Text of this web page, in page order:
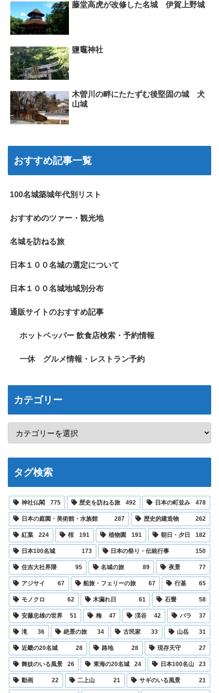
藤堂高虎が改修した名城 伊賀上野城
鹽竈神社
木曽川の畔にたたずむ後堅固の城 犬
山城
おすすめ記事一覧
100名城築城年代別リスト
おすすめのツァー・観光地
名城を訪ねる旅
日本１００名城の選定について
日本１００名城地域別分布
通販サイトのおすすめ記事
ホットペッパー 飲食店検索・予約情報
一休 グルメ情報・レストラン予約
カテゴリー
タグ検索
神社仏閣 775 歴史を訪ねる旅 492 日本の町並み 478
日本の庭園・美術館・水族館 287 歴史的建造物 262
紅葉 224 桜 191 植物園 191 朝日・夕日 182
日本100名城 173 日本の祭り・伝統行事 150
住吉大社界隈 95 名城の旅 89 夜景 77
アジサイ 67 船旅・フェリーの旅 67 行基 65
モノクロ 62 木漏れ日 61 石畳 58
安藤忠雄の世界 51 梅 47 渓谷 42 バラ 37
滝 36 絶景の旅 34 古民家 33 山岳 31
近畿の20名城 28 路地 28 現存天守 27
舞妓のいる風景 26 東海の20名城 24 日本100名山 23
動画 22 二上山 21 サギのいる風景 21